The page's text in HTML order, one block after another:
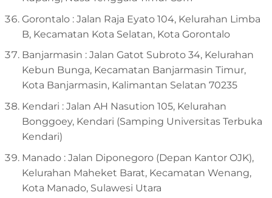
Gorontalo : Jalan Raja Eyato 104, Kelurahan Limba
B, Kecamatan Kota Selatan, Kota Gorontalo
Banjarmasin : Jalan Gatot Subroto 34, Kelurahan
Kebun Bunga, Kecamatan Banjarmasin Timur,
Kota Banjarmasin, Kalimantan Selatan 70235
Kendari : Jalan AH Nasution 105, Kelurahan
Bonggoey, Kendari (Samping Universitas Terbuka
Kendari)
Manado : Jalan Diponegoro (Depan Kantor OJK),
Kelurahan Maheket Barat, Kecamatan Wenang,
Kota Manado, Sulawesi Utara